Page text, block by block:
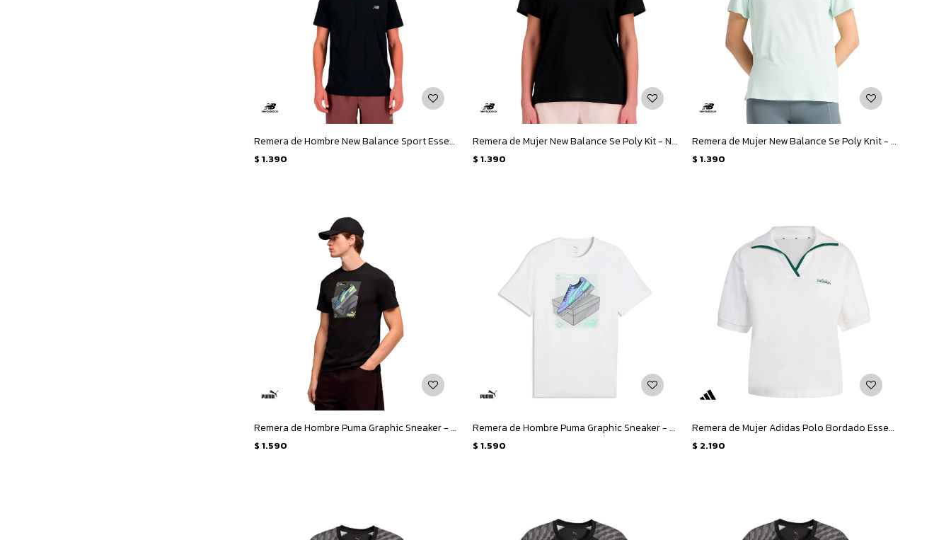
Remera de Hombre New Balance Sport Essentials T - Negro
$ 1.390
Remera de Mujer New Balance Se Poly Kit - Negro
$ 1.390
Remera de Mujer New Balance Se Poly Knit - Verde Claro
$ 1.390
Remera de Hombre Puma Graphic Sneaker - Negro
$ 1.590
Remera de Hombre Puma Graphic Sneaker - Blanco
$ 1.590
Remera de Mujer Adidas Polo Bordado Essentials - Blanco - Verde
$ 2.190